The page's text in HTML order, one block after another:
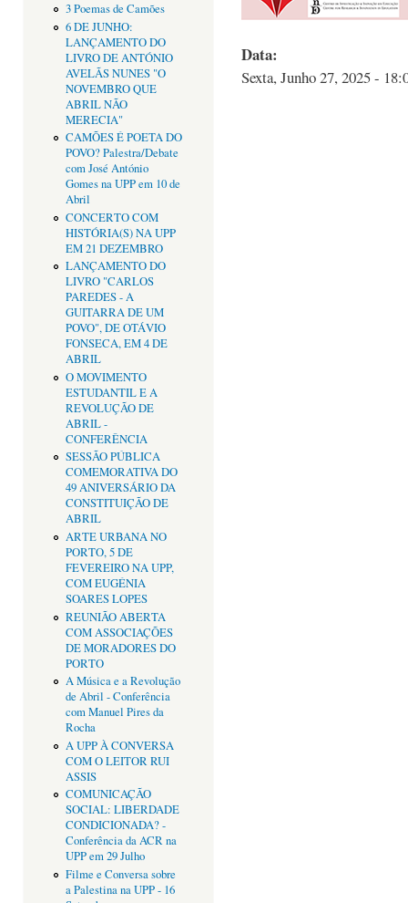
3 Poemas de Camões
6 DE JUNHO:
LANÇAMENTO DO
LIVRO DE ANTÓNIO
AVELÃS NUNES "O
NOVEMBRO QUE
ABRIL NÃO
MERECIA"
CAMÕES É POETA DO
POVO? Palestra/Debate
com José António
Gomes na UPP em 10 de
Abril
CONCERTO COM
HISTÓRIA(S) NA UPP
EM 21 DEZEMBRO
LANÇAMENTO DO
LIVRO "CARLOS
PAREDES - A
GUITARRA DE UM
POVO", DE OTÁVIO
FONSECA, EM 4 DE
ABRIL
O MOVIMENTO
ESTUDANTIL E A
REVOLUÇÃO DE
ABRIL -
CONFERÊNCIA
SESSÃO PÚBLICA
COMEMORATIVA DO
49 ANIVERSÁRIO DA
CONSTITUIÇÃO DE
ABRIL
ARTE URBANA NO
PORTO, 5 DE
FEVEREIRO NA UPP,
COM EUGÉNIA
SOARES LOPES
REUNIÃO ABERTA
COM ASSOCIAÇÕES
DE MORADORES DO
PORTO
A Música e a Revolução
de Abril - Conferência
com Manuel Pires da
Rocha
A UPP À CONVERSA
COM O LEITOR RUI
ASSIS
COMUNICAÇÃO
SOCIAL: LIBERDADE
CONDICIONADA? -
Conferência da ACR na
UPP em 29 Julho
Filme e Conversa sobre
a Palestina na UPP - 16
Data:
Sexta, Junho 27, 2025 -